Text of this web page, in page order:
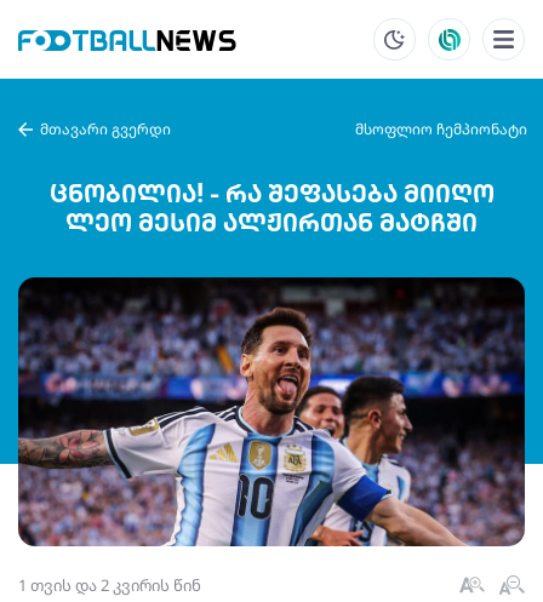
მთავარი გვერდი მსოფლიო ჩემპიონატი
ცნობილია! - რა შეფასება მიიღო
ლეო მესიმ ალჟირთან მატჩში
1 თვის და 2 კვირის წინ